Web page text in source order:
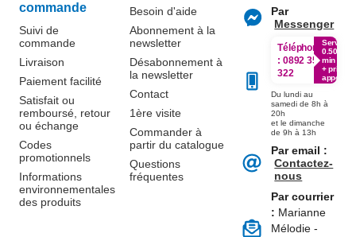
commande
Suivi de
commande
Livraison
Paiement facilité
Satisfait ou
remboursé, retour
ou échange
Codes
promotionnels
Informations
environnementales
des produits
Besoin d'aide
Abonnement à la
newsletter
Désabonnement à
la newsletter
Contact
1ère visite
Commander à
partir du catalogue
Questions
fréquentes
Par
Messenger
Téléphone
: 0892 350
322
Service
0.50€ /
min
+ prix
appel
Du lundi au
samedi de 8h à
20h
et le dimanche
de 9h à 13h
Par email :
Contactez-
nous
Par courrier
: Marianne
Mélodie -